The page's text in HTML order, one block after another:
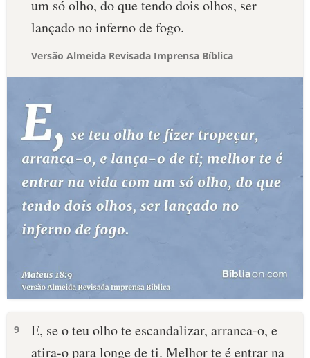
um só olho, do que tendo dois olhos, ser
lançado no inferno de fogo.
Versão Almeida Revisada Imprensa Bíblica
9
E, se o teu olho te escandalizar, arranca-o, e
atira-o para longe de ti. Melhor te é entrar na